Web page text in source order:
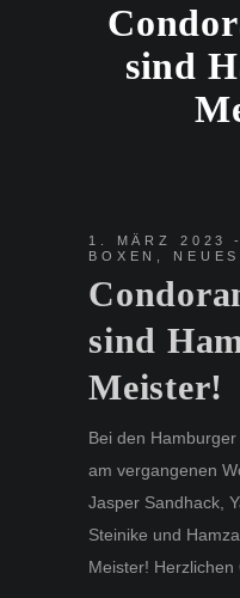
sind
1. MÄRZ 2023
BOXEN
NEUES
sind
Meister!
Bei den
am vergangenen
Jasper Sandhack,
Steinike und
Meister! Herzlichen